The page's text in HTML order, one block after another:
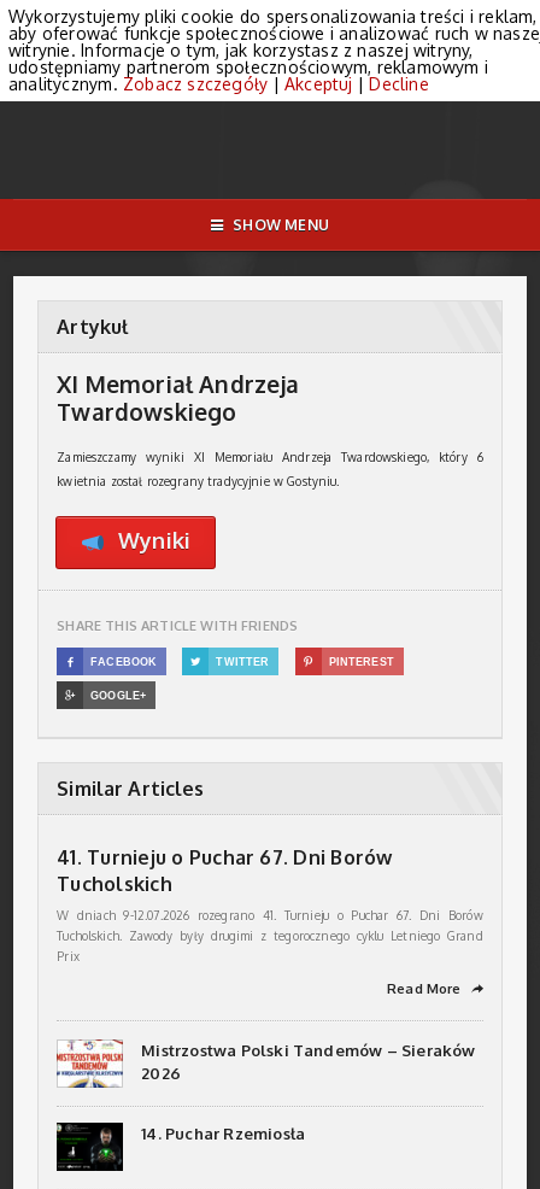
SHOW MENU
Artykuł
XI Memoriał Andrzeja
Twardowskiego
Zamieszczamy wyniki XI Memoriału Andrzeja Twardowskiego, który 6
kwietnia został rozegrany tradycyjnie w Gostyniu.
Wyniki
SHARE THIS ARTICLE WITH FRIENDS
 FACEBOOK  TWITTER  PINTEREST
 GOOGLE+
Similar Articles
41. Turnieju o Puchar 67. Dni Borów
Tucholskich
W dniach 9-12.07.2026 rozegrano 41. Turnieju o Puchar 67. Dni Borów
Tucholskich. Zawody były drugimi z tegorocznego cyklu Letniego Grand
Prix
Read More ➦
Mistrzostwa Polski Tandemów – Sieraków
2026
14. Puchar Rzemiosła
Wykorzystujemy pliki cookie do spersonalizowania treści i reklam,
aby oferować funkcje społecznościowe i analizować ruch w
witrynie. Informacje o tym, jak korzystasz z naszej witryny,
udostępniamy partnerom społecznościowym, reklamowym i
analitycznym. Zobacz szczegóły | Akceptuj |Decline